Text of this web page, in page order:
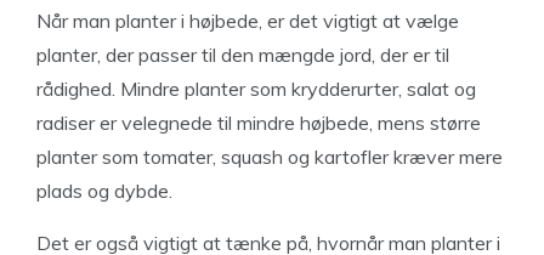
Når man planter i højbede, er det vigtigt at vælge
planter, der passer til den mængde jord, der er til
rådighed. Mindre planter som krydderurter, salat og
radiser er velegnede til mindre højbede, mens større
planter som tomater, squash og kartofler kræver mere
plads og dybde.
Det er også vigtigt at tænke på, hvornår man planter i